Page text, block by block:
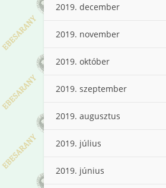
2019. december
2019. november
2019. október
2019. szeptember
2019. augusztus
2019. július
2019. június